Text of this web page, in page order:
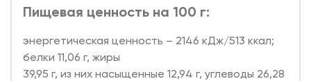
Пищевая ценность на 100 г:
энергетическая ценность – 2146 кДж/513 ккал;
белки 11,06 г, жиры
39,95 г, из них насыщенные 12,94 г, углеводы 26,28